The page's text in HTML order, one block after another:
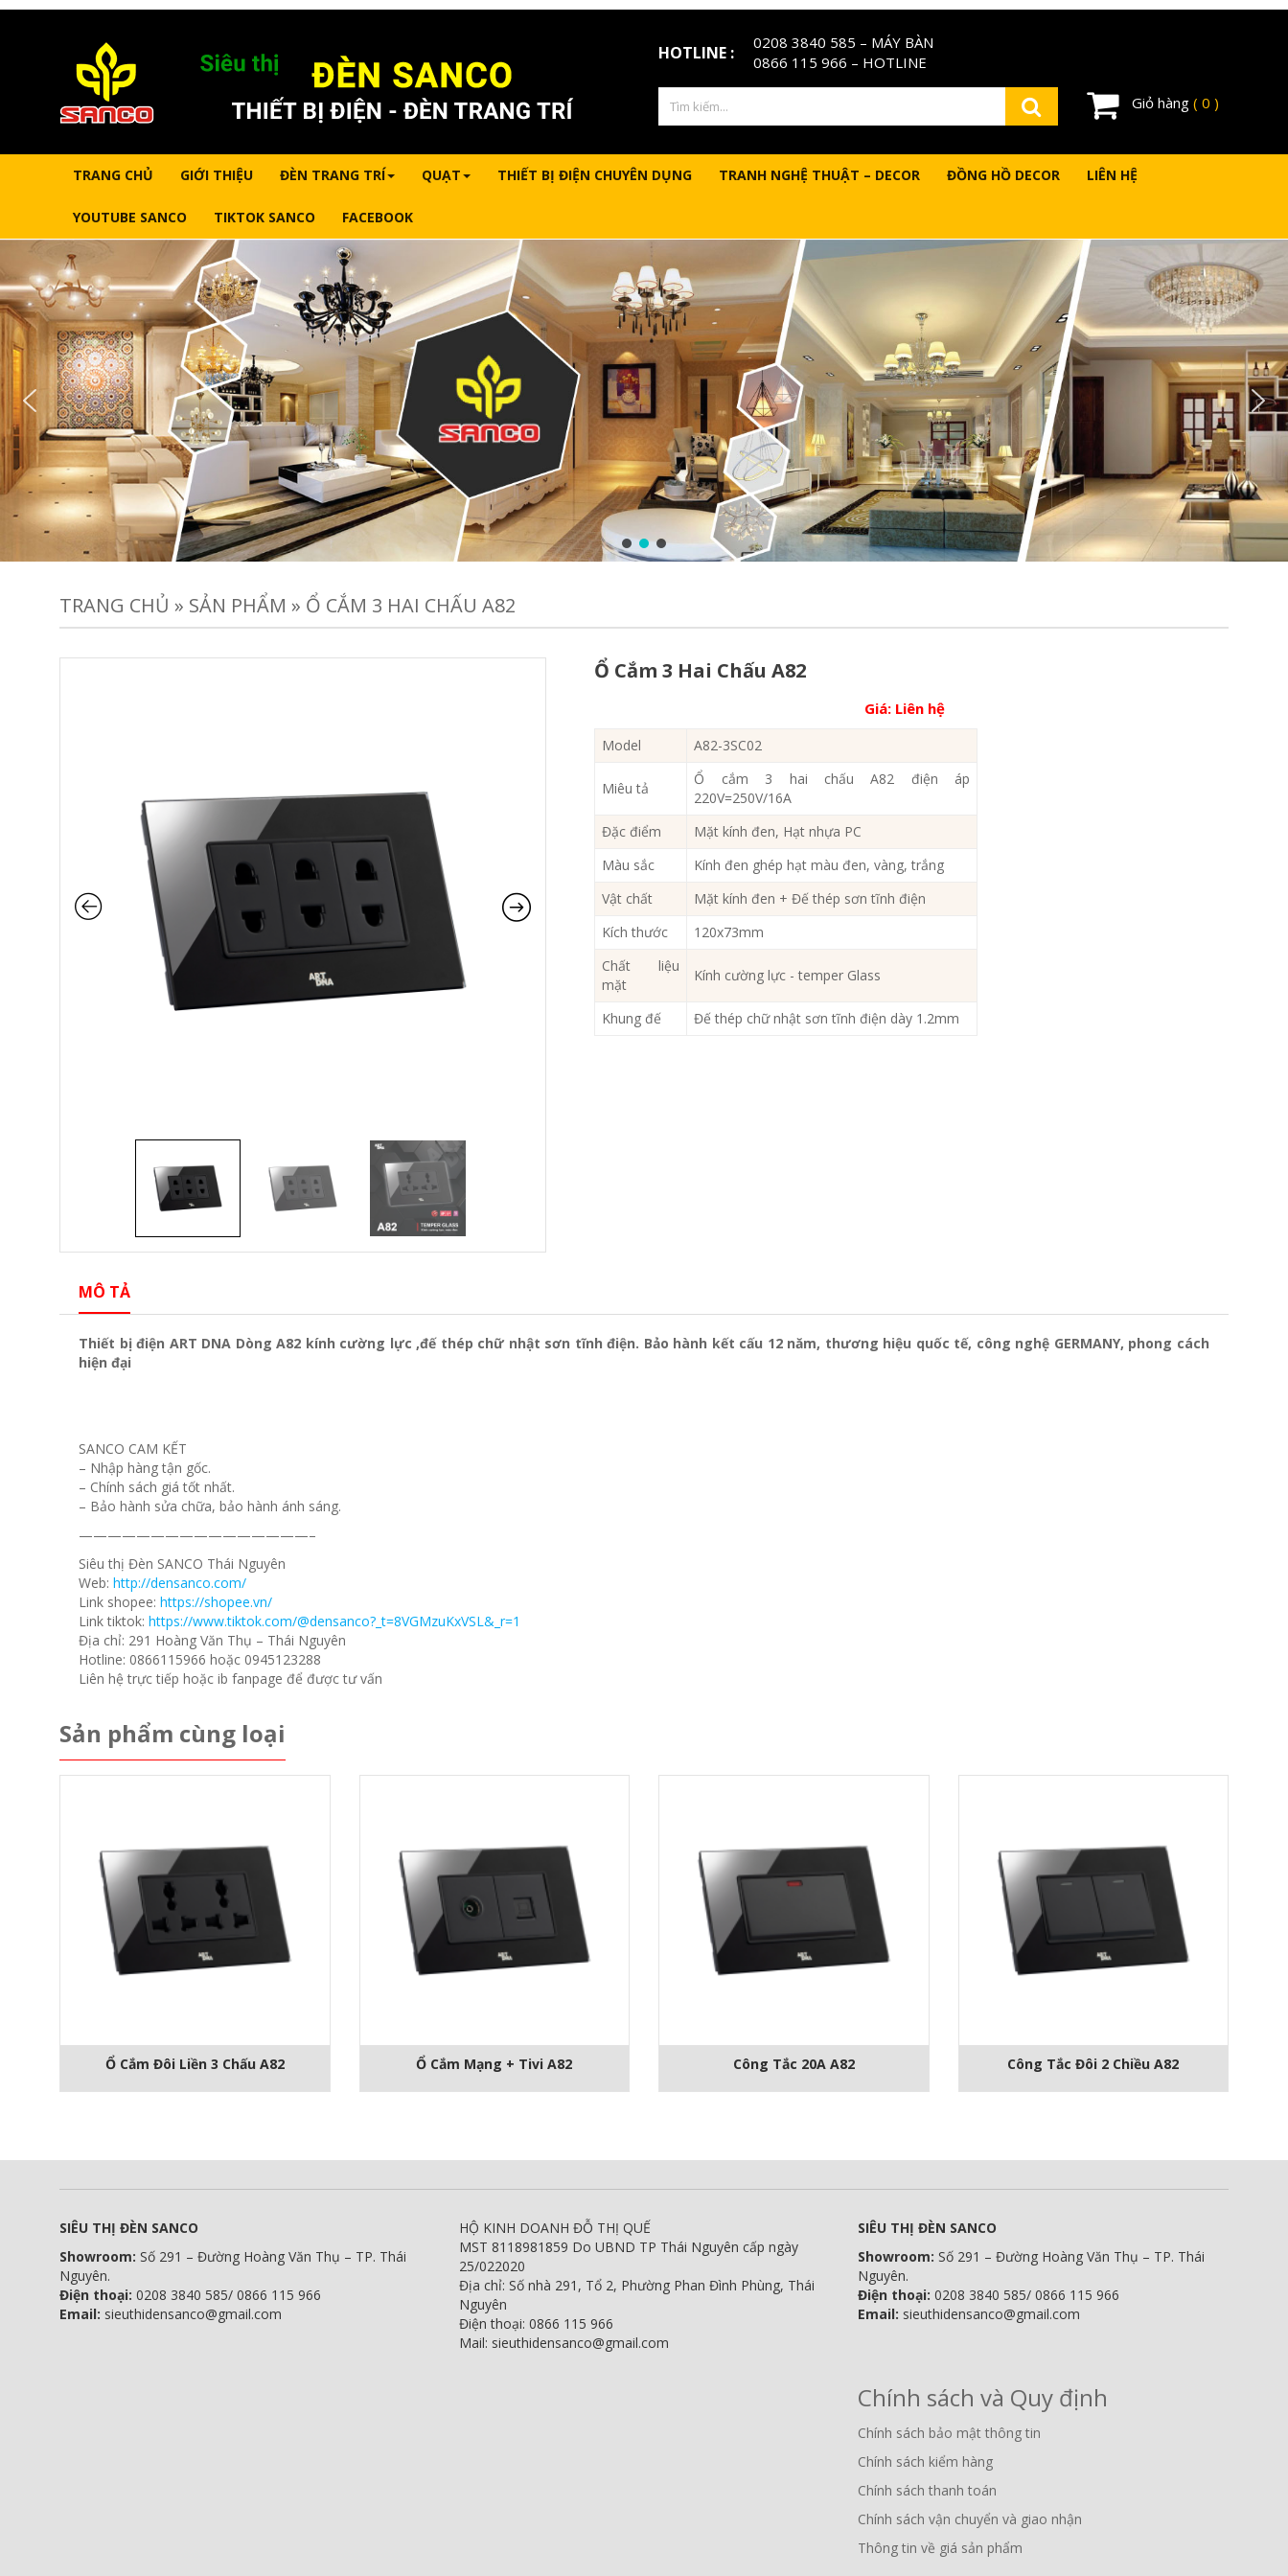
HOTLINE : 0208 3840 585 – MÁY BÀN
0866 115 966 – HOTLINE
Giỏ hàng ( 0 )
TRANG CHỦ GIỚI THIỆU ĐÈN TRANG TRÍ QUẠT THIẾT BỊ ĐIỆN CHUYÊN DỤNG TRANH NGHỆ THUẬT – DECOR ĐỒNG HỒ DECOR LIÊN HỆ
YOUTUBE SANCO TIKTOK SANCO FACEBOOK
TRANG CHỦ » SẢN PHẨM » Ổ CẮM 3 HAI CHẤU A82
Ổ Cắm 3 Hai Chấu A82
Giá: Liên hệ
Model A82-3SC02
Miêu tả
Ổ cắm 3 hai chấu A82 điện áp
220V=250V/16A
Đặc điểm
Mặt kính đen, Hạt nhựa PC
Màu sắc
Kính đen ghép hạt màu đen, vàng, trắng
Vật chất
Mặt kính đen + Đế thép sơn tĩnh điện
Kích thước
120x73mm
Chất liệu
mặt
Kính cường lực - temper Glass
Khung đế Đế thép chữ nhật sơn tĩnh điện dày 1.2mm
MÔ TẢ
Thiết bị điện ART DNA Dòng A82 kính cường lực ,đế thép chữ nhật sơn tĩnh điện. Bảo hành kết cấu 12 năm, thương hiệu quốc tế, công nghệ GERMANY, phong cách
hiện đại
SANCO CAM KẾT
– Nhập hàng tận gốc.
– Chính sách giá tốt nhất.
– Bảo hành sửa chữa, bảo hành ánh sáng.
————————————————–
Siêu thị Đèn SANCO Thái Nguyên
Web: http://densanco.com/
Link shopee: https://shopee.vn/
Link tiktok: https://www.tiktok.com/@densanco?_t=8VGMzuKxVSL&_r=1
Địa chỉ: 291 Hoàng Văn Thụ – Thái Nguyên
Hotline: 0866115966 hoặc 0945123288
Liên hệ trực tiếp hoặc ib fanpage để được tư vấn
Sản phẩm cùng loại
Ổ Cắm Đôi Liền 3 Chấu A82 Ổ Cắm Mạng + Tivi A82 Công Tắc 20A A82 Công Tắc Đôi 2 Chiều A82
SIÊU THỊ ĐÈN SANCO
Showroom: Số 291 – Đường Hoàng Văn Thụ – TP. Thái
Nguyên.
Điện thoại: 0208 3840 585/ 0866 115 966
Email: sieuthidensanco@gmail.com
HỘ KINH DOANH ĐỖ THỊ QUẾ
MST 8118981859 Do UBND TP Thái Nguyên cấp ngày
25/022020
Địa chỉ: Số nhà 291, Tổ 2, Phường Phan Đình Phùng, Thái
Nguyên
Điện thoại: 0866 115 966
Mail: sieuthidensanco@gmail.com
SIÊU THỊ ĐÈN SANCO
Showroom:Số 291 – Đường Hoàng Văn Thụ – TP. Thái
Nguyên.
Điện thoại: 0208 3840 585/ 0866 115 966
Email: sieuthidensanco@gmail.com
Chính sách và Quy định
Chính sách bảo mật thông tin
Chính sách kiểm hàng
Chính sách thanh toán
Chính sách vận chuyển và giao nhận
Thông tin về giá sản phẩm